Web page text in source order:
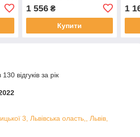
1 556₴
Купити
1
відгуків за рік
3, Львівська оласть,, Львів,